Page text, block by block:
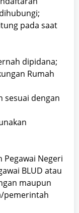
pada saat
dipidana;
Rumah
sesuai dengan
Pegawai Negeri
BLUD atau
maupun
pemerintah